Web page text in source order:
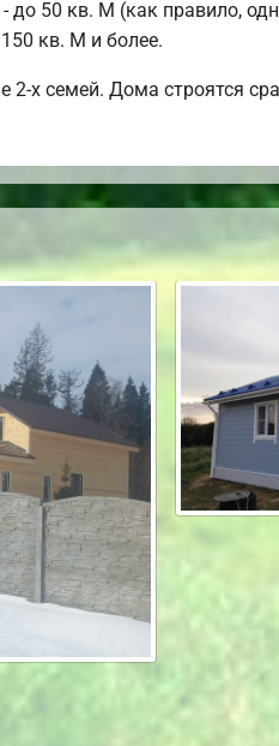
до 50 кв. М (как правило,
кв. М и более.
х семей. Дома строятся